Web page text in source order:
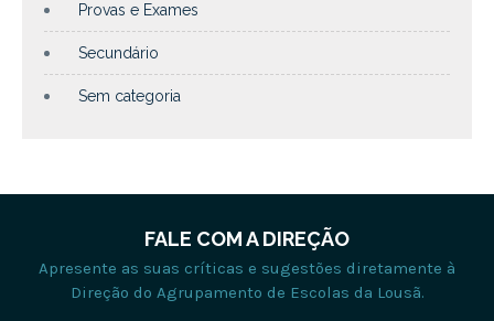
Provas e Exames
Secundário
Sem categoria
FALE COM A DIREÇÃO
Apresente as suas críticas e sugestões diretamente à
Direção do Agrupamento de Escolas da Lousã.